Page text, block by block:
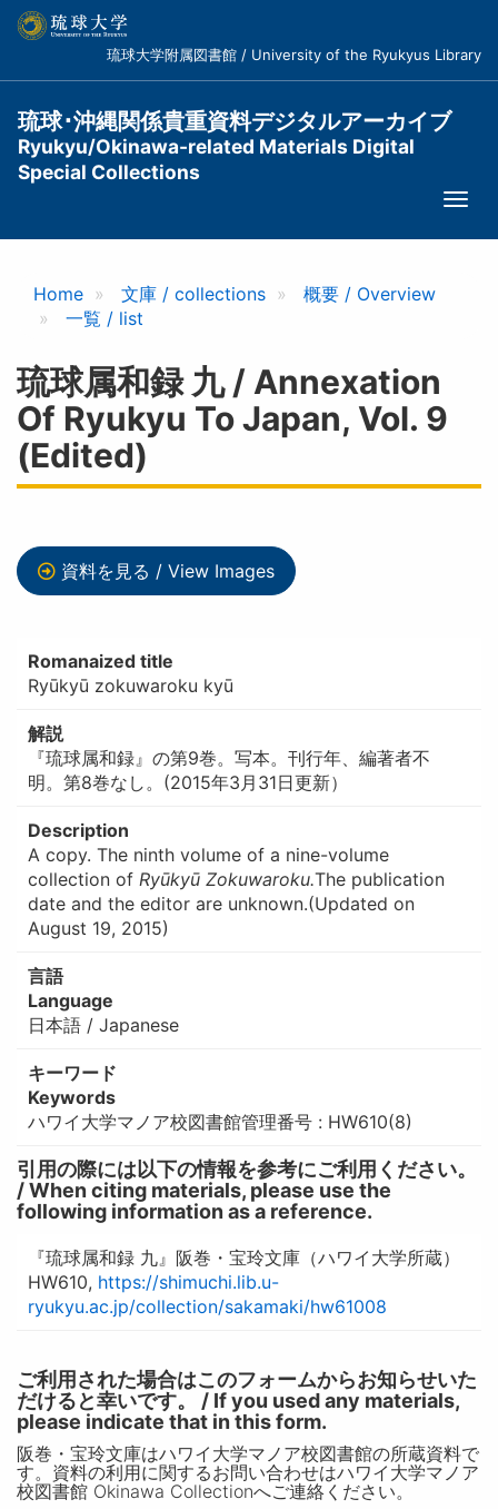
コ
琉球大学附属図書館 / University of the Ryukyus Library
琉球･沖縄関係貴重資料デジタルアーカイブ
Ryukyu/Okinawa-related Materials Digital
Special Collections
Home 文庫 / collections
概要 / Overview
一覧 / list
琉球属和録 九 / Annexation
Of Ryukyu To Japan, Vol. 9
(edited)
資料を見る / View Images
Romanaized title
Ryūkyū zokuwaroku kyū
解説
『琉球属和録』の第9巻。写本。刊行年、編著者不
明。第8巻なし。(2015年3月31日更新）
Description
A copy. The ninth volume of a nine-volume
collection of Ryūkyū Zokuwaroku.The publication
date and the editor are unknown.(Updated on
August 19, 2015)
言語
Language
日本語 / Japanese
キーワード
Keywords
ハワイ大学マノア校図書館管理番号 : HW610(8)
引用の際には以下の情報を参考にご利用ください。
/ When citing materials, please use the
following information as a reference.
『琉球属和録 九』阪巻・宝玲文庫（ハワイ大学所蔵）
HW610, https://shimuchi.lib.u-
ryukyu.ac.jp/collection/sakamaki/hw61008
ご利用された場合はこのフォームからお知らせいた
だけると幸いです。 / If you used any materials,
please indicate that in this form.
阪巻・宝玲文庫はハワイ大学マノア校図書館の所蔵資料で
す。資料の利用に関するお問い合わせはハワイ大学マノア
校図書館 Okinawa Collectionへご連絡ください。